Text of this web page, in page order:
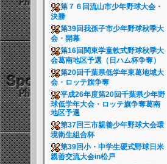
第７６回流山市少年野球大会・
決勝
第39回我孫子市少年野球秋季大
会・開幕
第16回関東学童軟式野球秋季大
会葛南地区予選（日ハム杯争奪）
第20回千葉県低学年東葛地域大
会・ロッテ旗争奪
平成26年度第20回千葉県少年野
球低学年大会・ロッテ旗争奪葛南
地区予選
第37回三市親善少年野球大会環
境衛生組合杯
第39回小・中学生硬式野球日米
親善交流大会in松戸